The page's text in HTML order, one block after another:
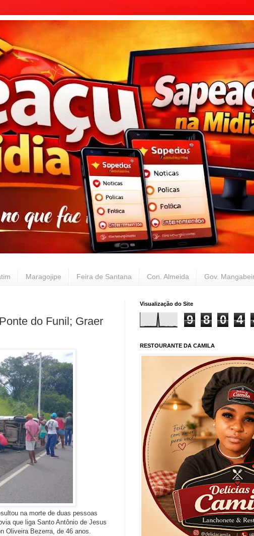
Maragojipe Feira de Santana Con. Almeida Gov.
do Funil; Graer
na morte de duas pessoas
que liga Santo Antônio de Jesus
Oliveira Bezerra, de 46 anos.
Visualização do Site
9 8 0 4
RESTOURANTE DA CAMILA